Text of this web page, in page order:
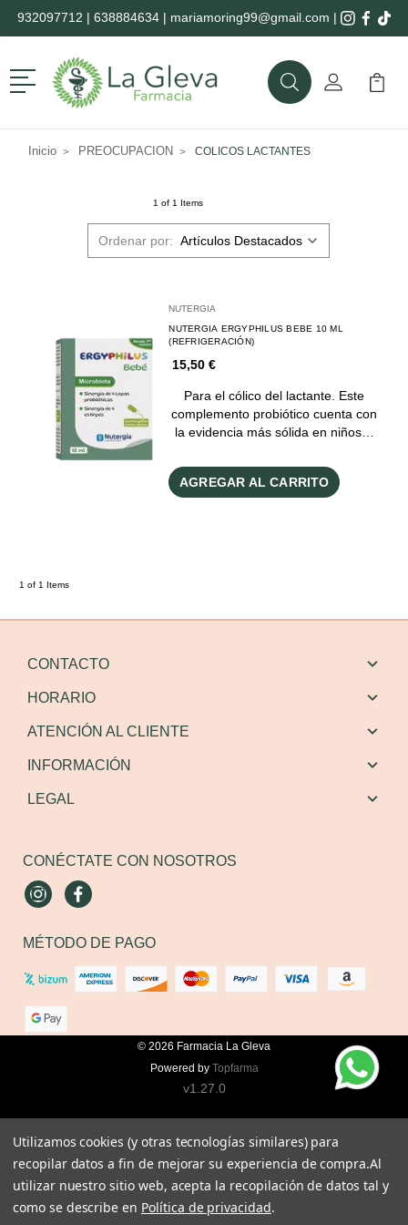
932097712 | 638884634| mariamoring99@gmail.com |
Menú
BuscarMi Cuenta
Mi
Inicio PREOCUPACION COLICOS LACTANTES
1 of 1 Items
Ordenar por:
NUTERGIA
NUTERGIA ERGYPHILUS BEBE 10 ML
(REFRIGERACIÓN)
15,50 €
Para el cólico del lactante. Este
complemento probiótico cuenta con
la evidencia más sólida en niños…
AGREGAR AL CARRITO
1 of 1 Items
CONTACTO
HORARIO
ATENCIÓN AL CLIENTE
INFORMACIÓN
LEGAL
CONÉCTATE CON NOSOTROS
InstagramFacebook
MÉTODO DE PAGO
© 2026 Farmacia La Gleva
Powered by Topfarma
v1.27.0
Utilizamos cookies (y otras tecnologías similares) para
recopilar datos a fin de mejorar su experiencia de compra.Al
utilizar nuestro sitio web, acepta la recopilación de datos tal y
como se describe en Política de privacidad.